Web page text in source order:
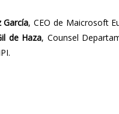
García, CEO de Maicrosoft
de Haza, Counsel